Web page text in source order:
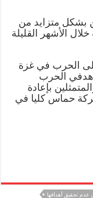
بشكل متزايد من
الأشهر القليلة
من 7 أشهر على الحرب في غزة
هدفي الحرب
بإعادة
حماس كليا في
عدم تحقيق أهدافها